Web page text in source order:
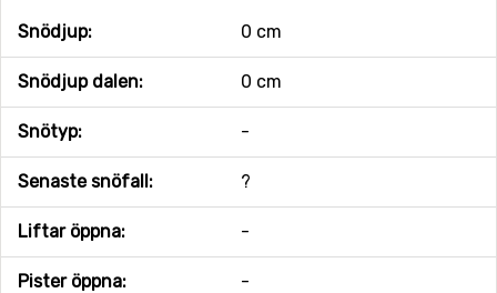
Snödjup: 0 cm
Snödjup dalen: 0 cm
Snötyp: -
Senaste snöfall: ?
Liftar öppna: -
Pister öppna: -